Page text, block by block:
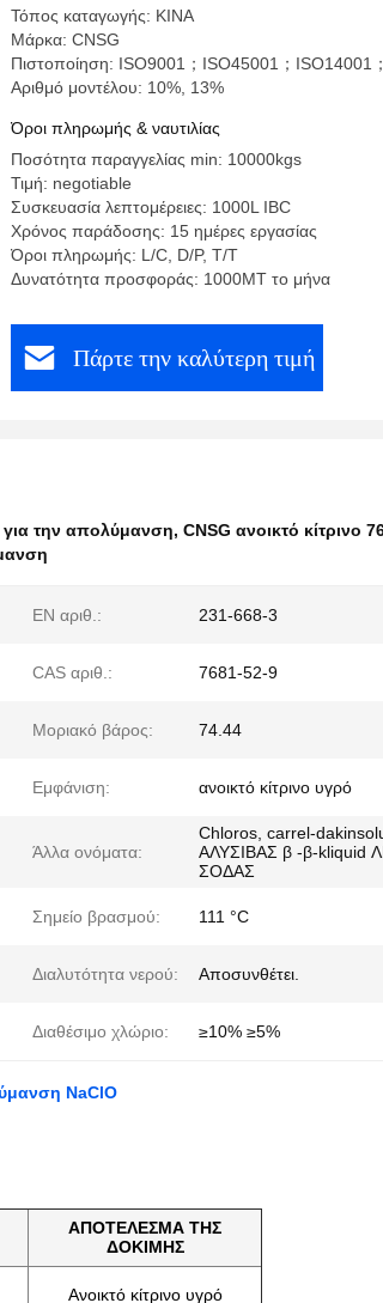
Τόπος καταγωγής: ΚΙΝΑ
Μάρκα: CNSG
Πιστοποίηση: ISO9001；ISO45001；ISO14001
Αριθμό μοντέλου: 10%, 13%
Όροι πληρωμής & ναυτιλίας
Ποσότητα παραγγελίας min: 10000kgs
Τιμή: negotiable
Συσκευασία λεπτομέρειες: 1000L IBC
Χρόνος παράδοσης: 15 ημέρες εργασίας
Όροι πληρωμής: L/C, D/P, T/T
Δυνατότητα προσφοράς: 1000MT το μήνα
Πάρτε την καλύτερη τιμή
την απολύμανση, CNSG ανοικτό κίτρινο
EN αριθ.: 231-668-3
CAS αριθ.: 7681-52-9
Μοριακό βάρος: 74.44
Εμφάνιση: ανοικτό κίτρινο υγρό
Άλλα ονόματα:
Chloros, carrel-
ΑΛΥΣΙΒΑΣ β -β-kliquid
ΣΟΔΑΣ
Σημείο βρασμού: 111 °C
Διαλυτότητα νερού: Αποσυνθέτει.
Διαθέσιμο χλώριο: ≥10% ≥5%
NaClO
ΑΠΟΤΕΛΕΣΜΑ ΤΗΣ
ΔΟΚΙΜΗΣ
Ανοικτό κίτρινο υγρό